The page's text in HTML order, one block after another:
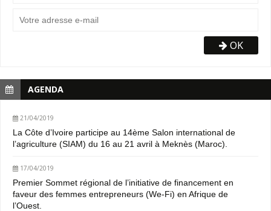
OK
AGENDA
21/04/2019
La Côte d’Ivoire participe au 14ème Salon international de
l’agriculture (SIAM) du 16 au 21 avril à Meknès (Maroc).
17/04/2019
Premier Sommet régional de l’initiative de financement en
faveur des femmes entrepreneurs (We-Fi) en Afrique de
l’Ouest.